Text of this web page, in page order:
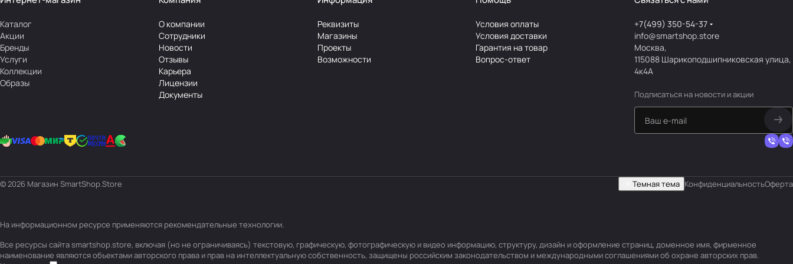
Каталог
Акции
Бренды
Услуги
Коллекции
Образы
О компании
Сотрудники
Новости
Отзывы
Карьера
Лицензии
Документы
Реквизиты
Магазины
Проекты
Возможности
Условия оплаты
Условия доставки
Гарантия на товар
Вопрос-ответ
+7(499) 350-54-37
info@smartshop.store
Москва,
115088 Шарикоподшипниковская улица,
4к4А
Подписаться на новости и акции
© 2026 Магазин SmartShop.Store Темная тема КонфиденциальностьОферта
На информационном ресурсе применяются рекомендательные технологии.
Все ресурсы сайта smartshop.store, включая (но не ограничиваясь) текстовую, графическую, фотографическую и видео информацию, структуру, дизайн и оформление страниц, доменное имя, фирменное
наименование являются объектами авторского права и прав на интеллектуальную собственность, защищены российским законодательством и международными соглашениями об охране авторских прав.